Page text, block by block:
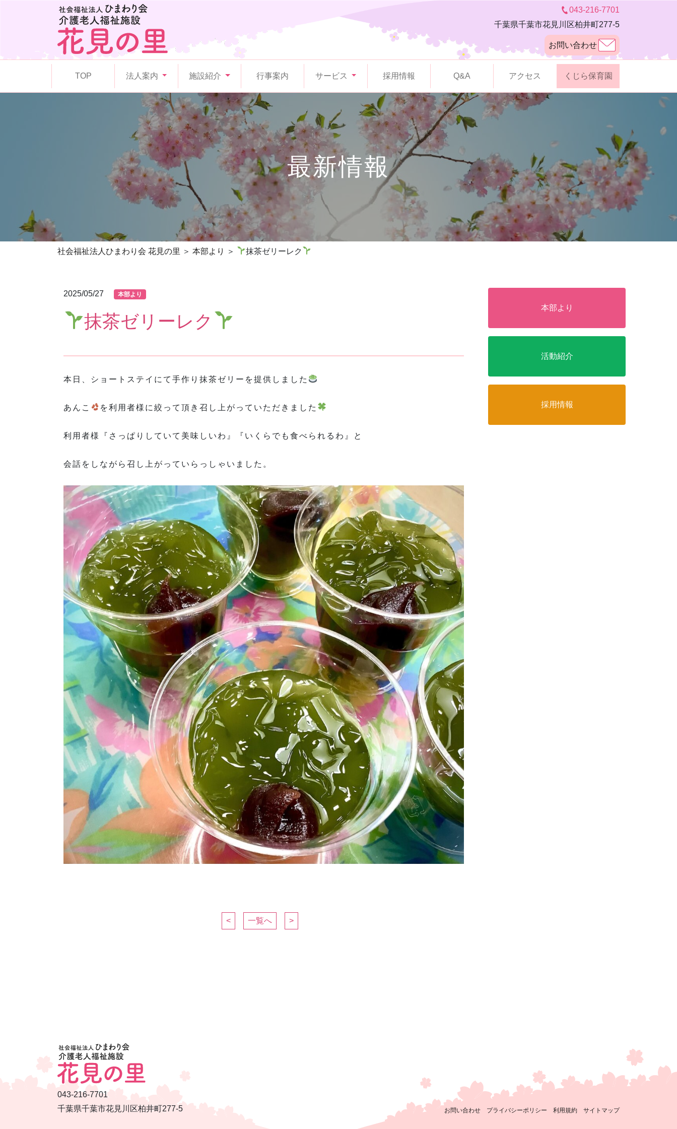
043-216-7701
千葉県千葉市花見川区柏井町277-5
お問い合わせ
TOP 法人案内 施設紹介 行事案内 サービス 採用情報 Q&A アクセス くじら保育園
最新情報
社会福祉法人ひまわり会 花見の里 本部より 抹茶ゼリーレク
2025/05/27 本部より
抹茶ゼリーレク
本日、ショートステイにて手作り抹茶ゼリーを提供しました
あんこ を利用者様に絞って頂き召し上がっていただきました
利用者様『さっぱりしていて美味しいわ』『いくらでも食べられるわ』と
会話をしながら召し上がっていらっしゃいました。
< 一覧へ >
本部より
活動紹介
採用情報
043-216-7701
千葉県千葉市花見川区柏井町277-5
お問い合わせ プライバシーポリシー 利用規約 サイトマップ